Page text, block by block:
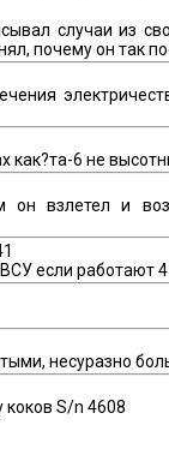
случаи из
почему он так
как?та-6 не
взлетел и
если работают
несуразно
коков S/n 4608